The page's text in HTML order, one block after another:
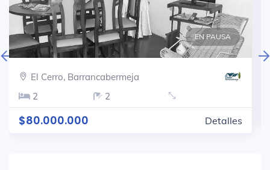
EN PAUSA
El Cerro, Barrancabermeja
2
2
$80.000.000 Detalles